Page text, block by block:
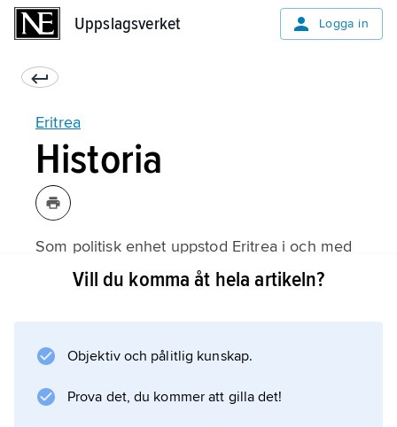
Uppslagsverket Logga in
Eritrea
Historia
Som politisk enhet uppstod Eritrea i och med
den italienska koloniseringen av den etiopiska
Etiopien var en betydande handelsnation,
hade Eritrea som kustområde en central
Vill du komma åt hela artikeln?
Objektiv och pålitlig kunskap.
Prova det, du kommer att gilla det!